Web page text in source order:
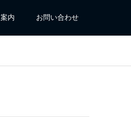
内 お問い合わせ